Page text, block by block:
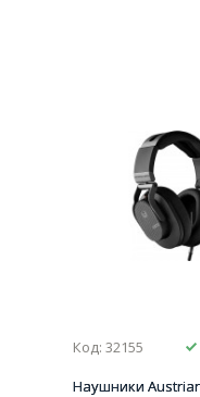
Код: 32155
Наушники